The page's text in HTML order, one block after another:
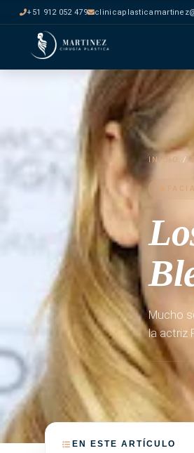
+51 912 052 479
INICIO /
Mucho
la actriz
EN ESTE ARTÍCULO